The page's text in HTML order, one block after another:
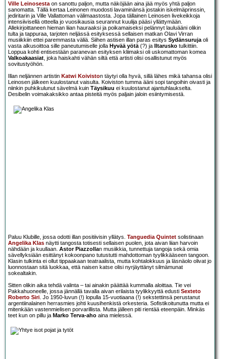
Ville Leinosestaon sanottu paljon, mutta näköjään aina jää myös yhtä paljon
sanomatta. Tällä kertaa Leinonen muodosti lavaminänsä jostakin iskelmäprinssin,
jediritarin ja Ville Vallattoman välimaastosta. Jopa tällainen Leinosen livekeikkoja
intensiivisellä otteella jo vuosikausia seurannut kuulija pääsi yllättymään.
Allekirjoittaneen hieman liian hauraaksi ja poikamaiseksi pelännyt lauluääni olikin
tulta ja tappuraa, tarjoten neljässä esityksessä sellaisen matkan Olavi Virran
musiikkiin ettei paremmasta väliä. Siihen astisen illan paras esitys Sydänsurujaoli
vasta alkusoittoa sille paneutumiselle jolla Hyvää yötä(?) ja Iltarusko tulkittiin.
Loppua kohti entisestään paranevan esityksen kliimaksi oli uskomattoman komea
Valkoakaasiat, joka haiskahti vähän siltä että artisti olisi osallistunut myös
sovitustyöhön.
Illan neljännen artistin Katwi Koiviston täytyi olla hyvä, sillä lähes mikä tahansa olisi
Leinosen jälkeen kuulostanut vaisulta. Koiviston tumma ääni sopi tangoihin oivasti ja
niinkin puhkikulunut sävelmä kuin Täysikuu ei kuulostanut ajantuhlaukselta.
Desibelin voimakaksikko antaa pisteitä myös paljain jaloin esiintymisestä.
Paluu Klubille, jossa odotti illan positiivisin yllätys. Tanguedia Quintet solistinaan
Angelika Klas näytti tangosta totisesti sellaisen puolen, jota aivan liian harvoin
nähdään ja kuullaan. Astor Piazzollan musiikkia, tunnettuja tangoja sekä omia
sävellyksiään esittänyt kokoonpano tutustutti mahdottoman tyylikkääseen tangoon.
Klasin tulkinta ei ollut tippaakaan teatraalista, mutta kohtalokkuus ja läsnäolo olivat jo
luonnostaan sitä luokkaa, että naisen katse olisi nyrjäyttänyt silmämunat
sokealtakin.
Sitten olikin aika tehdä valinta – tai ainakin päättää kummalla aloittaa. Tie vei
Pakkahuoneelle, jossa jännällä tavalla aivan erilaista tyylikkyyttä edusti Sexteto
Roberto Siri. Jo 1950-luvun (!) lopulla 15-vuotiaana (!) sekstettinsä perustanut
argentiinalainen herrasmies johti kuusihenkistä orkesteria. Sofistikoitunutta mutta ei
mitenkään vastenmielisen porvarillista. Mutta jälleen piti rientää eteenpäin. Minkäs
teet kun on pillu ja Marko Terva-aho aina mielessä.